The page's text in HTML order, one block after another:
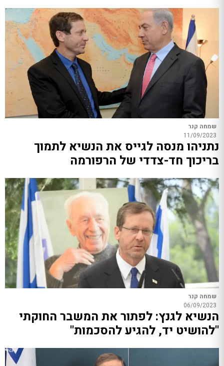
שמחה קנר
11/09/2023
נתניהו מנסה לגייס את הנשיא לתמוך
בריכוך חד-צדדי של הרפורמה
שמחה קנר
06/09/2023
הנשיא לגנץ: לפתור את המשבר החוקתי
"להושיט יד, להגיע להסכמות"